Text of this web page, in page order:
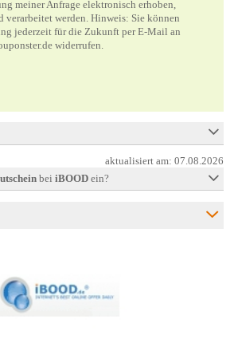
meiner Anfrage elektronisch erhoben,
verarbeitet werden. Hinweis: Sie können
jederzeit für die Zukunft per E-Mail an
widerrufen.
aktualisiert am:07.08.2026
bei iBOODein?